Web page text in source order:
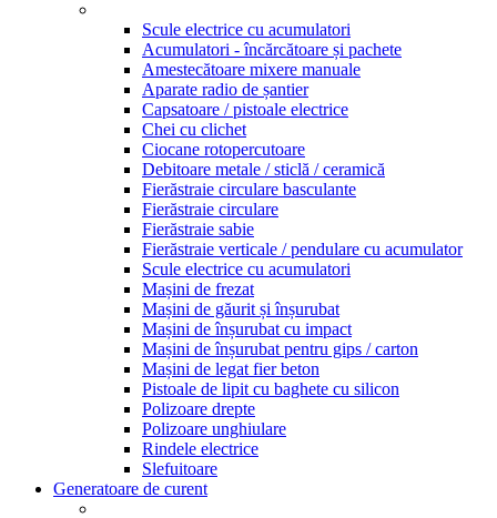
Scule electrice cu acumulatori
Acumulatori - încărcătoare și pachete
Amestecătoare mixere manuale
Aparate radio de șantier
Capsatoare / pistoale electrice
Chei cu clichet
Ciocane rotopercutoare
Debitoare metale / sticlă / ceramică
Fierăstraie circulare basculante
Fierăstraie circulare
Fierăstraie sabie
Fierăstraie verticale / pendulare cu acumulator
Scule electrice cu acumulatori
Mașini de frezat
Mașini de găurit și înșurubat
Mașini de înșurubat cu impact
Mașini de înșurubat pentru gips / carton
Mașini de legat fier beton
Pistoale de lipit cu baghete cu silicon
Polizoare drepte
Polizoare unghiulare
Rindele electrice
Slefuitoare
Generatoare de curent